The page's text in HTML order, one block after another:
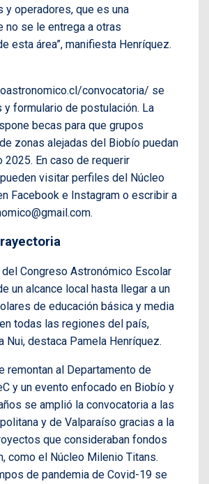
y operadores, que es una
no se le entrega a otras
esta área”, manifiesta Henríquez.
convocatoria/ se
y formulario de postulación. La
becas para que grupos
zonas alejadas del Biobío puedan
En caso de requerir
visitar perfiles del Núcleo
Facebook e Instagram o escribir a
Congreso Astronómico Escolar
un alcance local hasta llegar a un
de educación básica y media
todas las regiones del país,
Nui, destaca Pamela Henríquez.
remontan al Departamento de
y un evento enfocado en Biobío y
se amplió la convocatoria a las
y de Valparaíso gracias a la
que consideraban fondos
como el Núcleo Milenio Titans.
de pandemia de Covid-19 se